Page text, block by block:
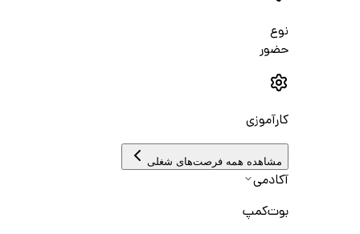
نوع
حضور
کارآموزی
مشاهده همه فرصت‌های شغلی
آکادمی
بوت‌کمپ